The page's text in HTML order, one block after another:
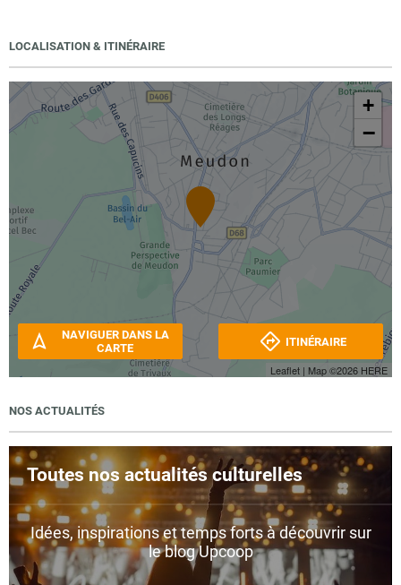
LOCALISATION & ITINÉRAIRE
+
−
Leaflet | Map ©2026 HERE
NAVIGUER DANS LA
CARTE
ITINÉRAIRE
NOS ACTUALITÉS
Toutes nos actualités culturelles
Idées, inspirations et temps forts à découvrir sur
le blog Upcoop